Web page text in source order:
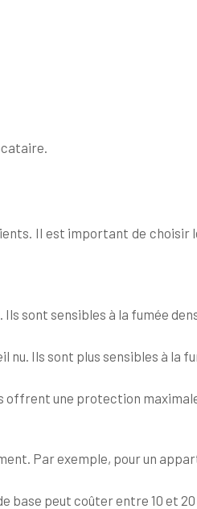
Il est important de choisir
sont sensibles à la fumée
Ils sont plus sensibles à la
une protection
Par exemple, pour un
peut coûter entre 10 et